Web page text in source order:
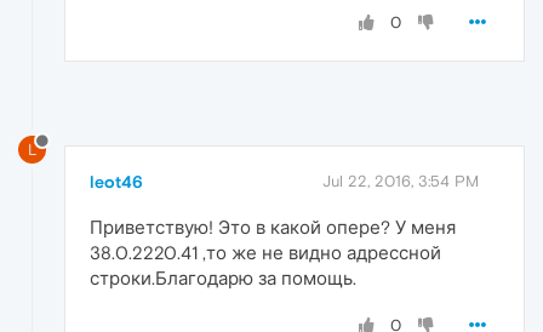
0
L
leot46 Jul 22, 2016, 3:54 PM
Приветствую! Это в какой опере? У меня
38.0.2220.41 ,то же не видно адрессной
строки.Благодарю за помощь.
0